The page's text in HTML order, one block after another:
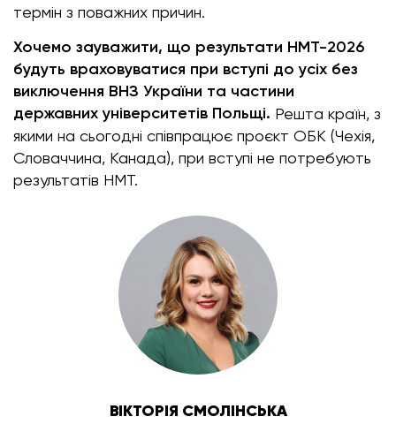
термін з поважних причин.
Хочемо зауважити, що результати НМТ-2026
будуть враховуватися при вступі до усіх без
виключення ВНЗ України та частини
державних університетів Польщі. Решта країн, з
якими на сьогодні співпрацює проєкт ОБК (Чехія,
Словаччина, Канада), при вступі не потребують
результатів НМТ.
ВІКТОРІЯ СМОЛІНСЬКА